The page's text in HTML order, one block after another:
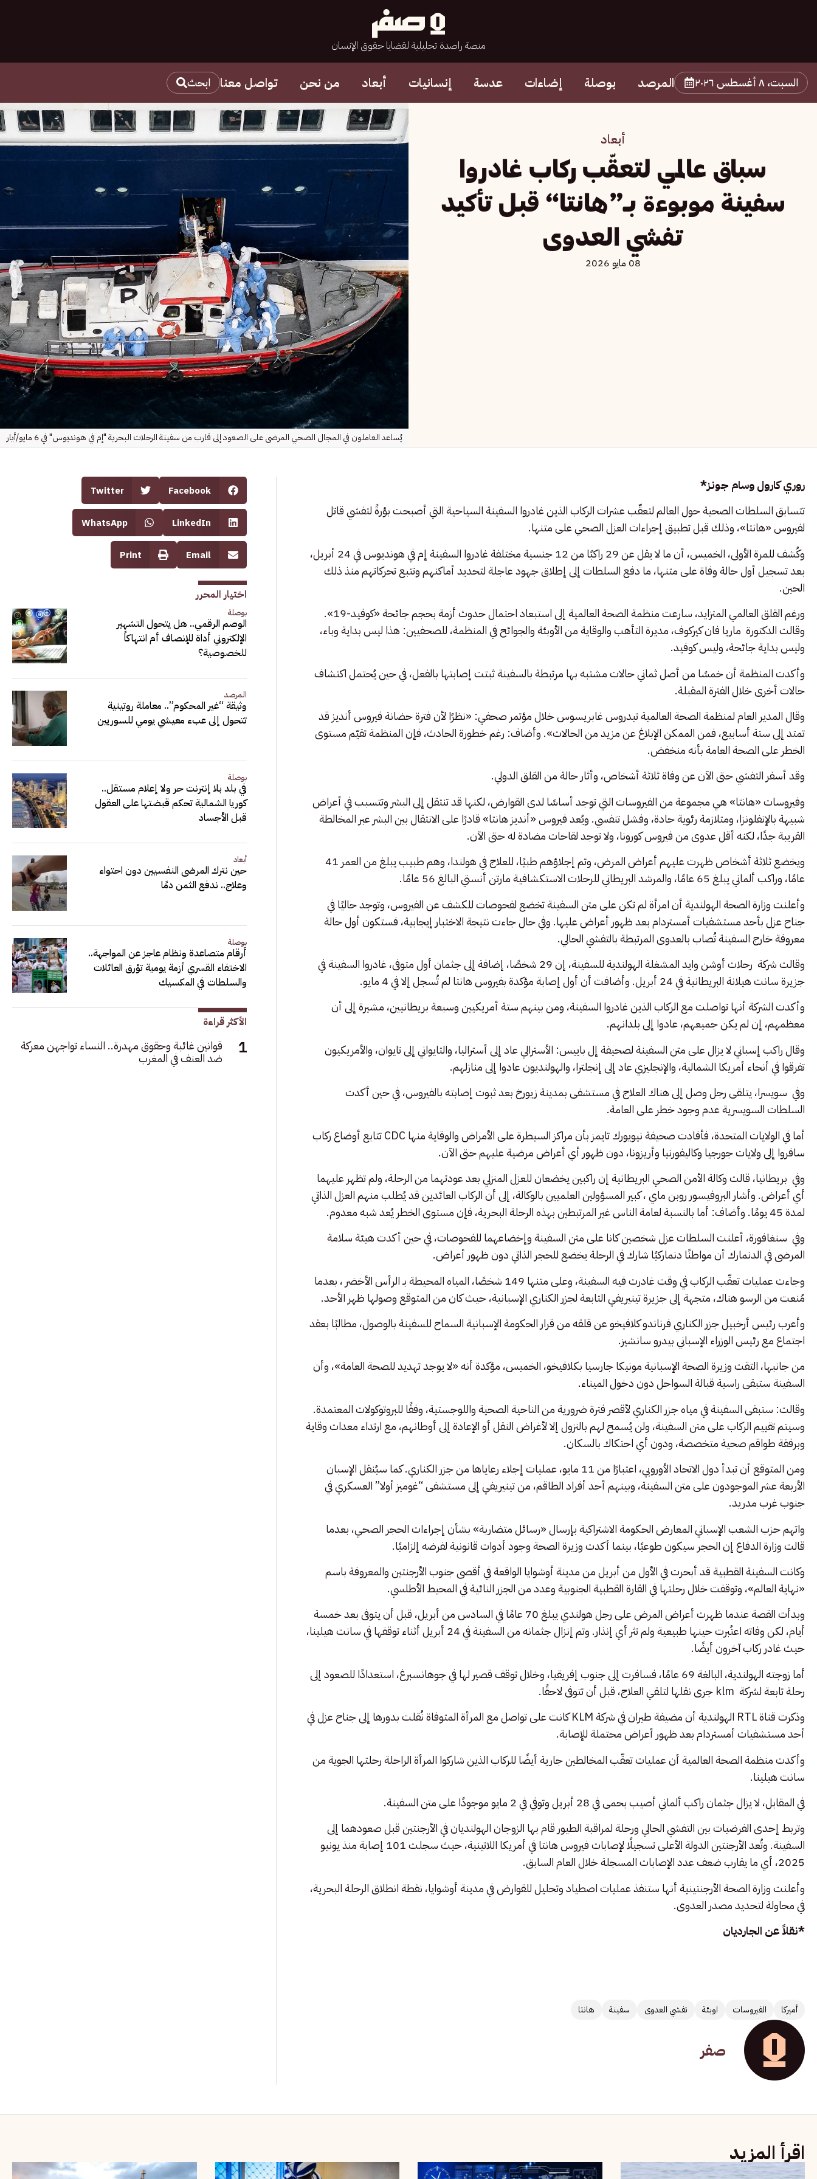
منصة راصدة تحليلية لقضايا حقوق الإنسان
السبت، ٨ أغسطس ٢٠٢٦ المرصد بوصلة إضاءات عدسة إنسانيات أبعاد من نحن تواصل معنا ابحث
أبعاد
سباق عالمي لتعقّب ركاب غادروا
سفينة موبوءة بـ«هانتا» قبل تأكيد
تفشي العدوى
08 مايو 2026
يُساعد العاملون في المجال الصحي المرضى على الصعود إلى قارب من سفينة الرحلات البحرية "إم في هونديوس" في 6 مايو/أيار
روري كارول وسام جونز*
تتسابق السلطات الصحية حول العالم لتعقّب عشرات الركاب الذين غادروا السفينة السياحية التي أصبحت بؤرةً لتفشي قاتل
لفيروس «هانتا»، وذلك قبل تطبيق إجراءات العزل الصحي على متنها.
وكُشف للمرة الأولى، الخميس، أن ما لا يقل عن 29 راكبًا من 12 جنسية مختلفة غادروا السفينة إم في هونديوس في 24 أبريل،
بعد تسجيل أول حالة وفاة على متنها، ما دفع السلطات إلى إطلاق جهود عاجلة لتحديد أماكنهم وتتبع تحركاتهم منذ ذلك
الحين.
ورغم القلق العالمي المتزايد، سارعت منظمة الصحة العالمية إلى استبعاد احتمال حدوث أزمة بحجم جائحة «كوفيد-19».
وقالت الدكتورة ماريا فان كيركوف، مديرة التأهب والوقاية من الأوبئة والجوائح في المنظمة، للصحفيين: هذا ليس بداية وباء،
وليس بداية جائحة، وليس كوفيد.
وأكدت المنظمة أن خمسًا من أصل ثماني حالات مشتبه بها مرتبطة بالسفينة ثبتت إصابتها بالفعل، في حين يُحتمل اكتشاف
حالات أخرى خلال الفترة المقبلة.
وقال المدير العام لمنظمة الصحة العالمية تيدروس غابريسوس خلال مؤتمر صحفي: «نظرًا لأن فترة حضانة فيروس أنديز قد
تمتد إلى ستة أسابيع، فمن الممكن الإبلاغ عن مزيد من الحالات». وأضاف: رغم خطورة الحادث، فإن المنظمة تقيّم مستوى
الخطر على الصحة العامة بأنه منخفض.
وقد أسفر التفشي حتى الآن عن وفاة ثلاثة أشخاص، وأثار حالة من القلق الدولي.
وفيروسات «هانتا» هي مجموعة من الفيروسات التي توجد أساسًا لدى القوارض، لكنها قد تنتقل إلى البشر وتتسبب في أعراض
شبيهة بالإنفلونزا، ومتلازمة رئوية حادة، وفشل تنفسي. ويُعد فيروس «أنديز هانتا» قادرًا على الانتقال بين البشر عبر المخالطة
القريبة جدًا، لكنه أقل عدوى من فيروس كورونا، ولا توجد لقاحات مضادة له حتى الآن.
ويخضع ثلاثة أشخاص ظهرت عليهم أعراض المرض، وتم إجلاؤهم طبيًا، للعلاج في هولندا، وهم طبيب يبلغ من العمر 41
عامًا، وراكب ألماني يبلغ 65 عامًا، والمرشد البريطاني للرحلات الاستكشافية مارتن أنستي البالغ 56 عامًا.
وأعلنت وزارة الصحة الهولندية أن امرأة لم تكن على متن السفينة تخضع لفحوصات للكشف عن الفيروس، وتوجد حاليًا في
جناح عزل بأحد مستشفيات أمستردام بعد ظهور أعراض عليها. وفي حال جاءت نتيجة الاختبار إيجابية، فستكون أول حالة
معروفة خارج السفينة تُصاب بالعدوى المرتبطة بالتفشي الحالي.
وقالت شركة رحلات أوشن وايد المشغلة الهولندية للسفينة، إن 29 شخصًا، إضافة إلى جثمان أول متوفى، غادروا السفينة في
جزيرة سانت هيلانة البريطانية في 24 أبريل. وأضافت أن أول إصابة مؤكدة بفيروس هانتا لم تُسجل إلا في 4 مايو.
وأكدت الشركة أنها تواصلت مع الركاب الذين غادروا السفينة، ومن بينهم ستة أمريكيين وسبعة بريطانيين، مشيرة إلى أن
معظمهم، إن لم يكن جميعهم، عادوا إلى بلدانهم.
وقال راكب إسباني لا يزال على متن السفينة لصحيفة إل باييس: الأسترالي عاد إلى أستراليا، والتايواني إلى تايوان، والأمريكيون
تفرقوا في أنحاء أمريكا الشمالية، والإنجليزي عاد إلى إنجلترا، والهولنديون عادوا إلى منازلهم.
وفي سويسرا، يتلقى رجل وصل إلى هناك العلاج في مستشفى بمدينة زيورخ بعد ثبوت إصابته بالفيروس، في حين أكدت
السلطات السويسرية عدم وجود خطر على العامة.
أما في الولايات المتحدة، فأفادت صحيفة نيويورك تايمز بأن مراكز السيطرة على الأمراض والوقاية منها CDC تتابع أوضاع ركاب
سافروا إلى ولايات جورجيا وكاليفورنيا وأريزونا، دون ظهور أي أعراض مرضية عليهم حتى الآن.
وفي بريطانيا، قالت وكالة الأمن الصحي البريطانية إن راكبين يخضعان للعزل المنزلي بعد عودتهما من الرحلة، ولم تظهر عليهما
أي أعراض. وأشار البروفيسور روبن ماي ، كبير المسؤولين العلميين بالوكالة، إلى أن الركاب العائدين قد يُطلب منهم العزل الذاتي
لمدة 45 يومًا. وأضاف: أما بالنسبة لعامة الناس غير المرتبطين بهذه الرحلة البحرية، فإن مستوى الخطر يُعد شبه معدوم.
وفي سنغافورة، أعلنت السلطات عزل شخصين كانا على متن السفينة وإخضاعهما للفحوصات، في حين أكدت هيئة سلامة
المرضى في الدنمارك أن مواطنًا دنماركيًا شارك في الرحلة يخضع للحجر الذاتي دون ظهور أعراض.
وجاءت عمليات تعقّب الركاب في وقت غادرت فيه السفينة، وعلى متنها 149 شخصًا، المياه المحيطة بـ الرأس الأخضر ، بعدما
مُنعت من الرسو هناك، متجهة إلى جزيرة تينيريفي التابعة لجزر الكناري الإسبانية، حيث كان من المتوقع وصولها ظهر الأحد.
وأعرب رئيس أرخبيل جزر الكناري فرناندو كلافيخو عن قلقه من قرار الحكومة الإسبانية السماح للسفينة بالوصول، مطالبًا بعقد
اجتماع مع رئيس الوزراء الإسباني بيدرو سانشيز.
من جانبها، التقت وزيرة الصحة الإسبانية مونيكا جارسيا بكلافيخو، الخميس، مؤكدة أنه «لا يوجد تهديد للصحة العامة»، وأن
السفينة ستبقى راسية قبالة السواحل دون دخول الميناء.
وقالت: ستبقى السفينة في مياه جزر الكناري لأقصر فترة ضرورية من الناحية الصحية واللوجستية، وفقًا للبروتوكولات المعتمدة.
وسيتم تقييم الركاب على متن السفينة، ولن يُسمح لهم بالنزول إلا لأغراض النقل أو الإعادة إلى أوطانهم، مع ارتداء معدات وقاية
وبرفقة طواقم صحية متخصصة، ودون أي احتكاك بالسكان.
ومن المتوقع أن تبدأ دول الاتحاد الأوروبي، اعتبارًا من 11 مايو، عمليات إجلاء رعاياها من جزر الكناري. كما سيُنقل الإسبان
الأربعة عشر الموجودون على متن السفينة، وبينهم أحد أفراد الطاقم، من تينيريفي إلى مستشفى “غوميز أولا” العسكري في
جنوب غرب مدريد.
واتهم حزب الشعب الإسباني المعارض الحكومة الاشتراكية بإرسال «رسائل متضاربة» بشأن إجراءات الحجر الصحي، بعدما
قالت وزارة الدفاع إن الحجر سيكون طوعيًا، بينما أكدت وزيرة الصحة وجود أدوات قانونية لفرضه إلزاميًا.
وكانت السفينة القطبية قد أبحرت في الأول من أبريل من مدينة أوشوايا الواقعة في أقصى جنوب الأرجنتين والمعروفة باسم
«نهاية العالم»، وتوقفت خلال رحلتها في القارة القطبية الجنوبية وعدد من الجزر النائية في المحيط الأطلسي.
وبدأت القصة عندما ظهرت أعراض المرض على رجل هولندي يبلغ 70 عامًا في السادس من أبريل، قبل أن يتوفى بعد خمسة
أيام، لكن وفاته اعتُبرت حينها طبيعية ولم تثر أي إنذار. وتم إنزال جثمانه من السفينة في 24 أبريل أثناء توقفها في سانت هيلينا،
حيث غادر ركاب آخرون أيضًا.
أما زوجته الهولندية، البالغة 69 عامًا، فسافرت إلى جنوب إفريقيا، وخلال توقف قصير لها في جوهانسبرغ، استعدادًا للصعود إلى
رحلة تابعة لشركة klm جرى نقلها لتلقي العلاج، قبل أن تتوفى لاحقًا.
وذكرت قناة RTL الهولندية أن مضيفة طيران في شركة KLM كانت على تواصل مع المرأة المتوفاة نُقلت بدورها إلى جناح عزل في
أحد مستشفيات أمستردام بعد ظهور أعراض محتملة للإصابة.
وأكدت منظمة الصحة العالمية أن عمليات تعقّب المخالطين جارية أيضًا للركاب الذين شاركوا المرأة الراحلة رحلتها الجوية من
سانت هيلينا.
في المقابل، لا يزال جثمان راكب ألماني أصيب بحمى في 28 أبريل وتوفي في 2 مايو موجودًا على متن السفينة.
وتربط إحدى الفرضيات بين التفشي الحالي ورحلة لمراقبة الطيور قام بها الزوجان الهولنديان في الأرجنتين قبل صعودهما إلى
السفينة. وتُعد الأرجنتين الدولة الأعلى تسجيلًا لإصابات فيروس هانتا في أمريكا اللاتينية، حيث سجلت 101 إصابة منذ يونيو
2025، أي ما يقارب ضعف عدد الإصابات المسجلة خلال العام السابق.
وأعلنت وزارة الصحة الأرجنتينية أنها ستنفذ عمليات اصطياد وتحليل للقوارض في مدينة أوشوايا، نقطة انطلاق الرحلة البحرية،
في محاولة لتحديد مصدر العدوى.
*نقلاً عن الجارديان
أميركا الفيروسات اوبئة تفشي العدوى سفينة هانتا
صفر
Facebook
Twitter
LinkedIn
WhatsApp
Email
Print
اختيار المحرر
بوصلة
الوصم الرقمي.. هل يتحول التشهير
الإلكتروني أداة للإنصاف أم انتهاكاً
للخصوصية؟
المرصد
وثيقة “غير المحكوم”.. معاملة روتينية
تتحول إلى عبء معيشي يومي للسوريين
بوصلة
في بلد بلا إنترنت حر ولا إعلام مستقل..
كوريا الشمالية تحكم قبضتها على العقول
قبل الأجساد
أبعاد
حين نترك المرضى النفسيين دون احتواء
وعلاج.. ندفع الثمن دمًا
بوصلة
أرقام متصاعدة ونظام عاجز عن المواجهة..
الاختفاء القسري أزمة يومية تؤرق العائلات
والسلطات في المكسيك
الأكثر قراءة
قوانين غائبة وحقوق مهدرة.. النساء تواجهن معركة
ضد العنف في المغرب
اقرأ المزيد